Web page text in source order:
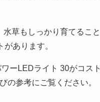
草もしっかり育てること
あります。
ーLEDライト 30がコスト
の参考にご覧ください。